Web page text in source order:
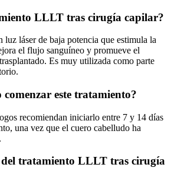
LLLT tras cirugía capilar?
luz láser de baja potencia que estimula la
el flujo sanguíneo y promueve el
Es muy utilizada como parte
este tratamiento?
recomiendan iniciarlo entre 7 y 14 días
una vez que el cuero cabelludo ha
del tratamiento LLLT tras cirugía